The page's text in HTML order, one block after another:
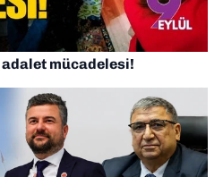
adalet mücadelesi!